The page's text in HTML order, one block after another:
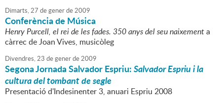
Dimarts,27 degenerde2009
Conferència de Música
Henry Purcell, el rei de les fades. 350 anys del seu naixementa
càrrec de Joan Vives, musicòleg
Divendres,23 degenerde2009
Segona Jornada Salvador Espriu:Salvador Espriu i la
cultura del tombant de segle
Presentació d'Indesinenter 3, anuari Espriu 2008